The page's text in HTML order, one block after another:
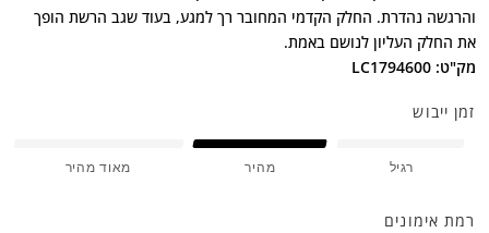
והרגשה נהדרת. החלק הקדמי המחובר רך למגע, בעוד שגב הרשת הופך
את החלק העליון לנושם באמת.
מק"ט: LC1794600
זמן ייבוש
רגיל מהיר מאוד מהיר
רמת אימונים